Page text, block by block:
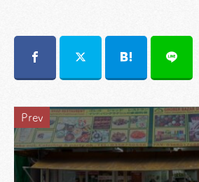
Prev